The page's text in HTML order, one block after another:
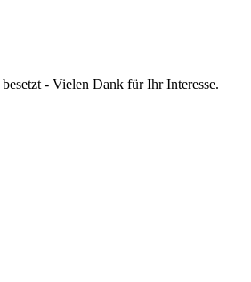
- Vielen Dank für Ihr Interesse.